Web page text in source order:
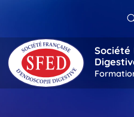
Société